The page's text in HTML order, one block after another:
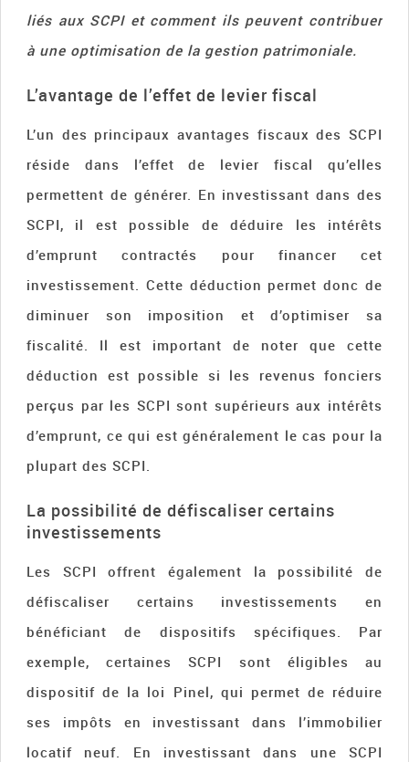
liés aux SCPI et comment ils peuvent contribuer
à une optimisation de la gestion patrimoniale.
L’avantage de l’effet de levier fiscal
L’un des principaux avantages fiscaux des SCPI
réside dans l’effet de levier fiscal qu’elles
permettent de générer. En investissant dans des
SCPI, il est possible de déduire les intérêts
d’emprunt contractés pour financer cet
investissement. Cette déduction permet donc de
diminuer son imposition et d’optimiser sa
fiscalité. Il est important de noter que cette
déduction est possible si les revenus fonciers
perçus par les SCPI sont supérieurs aux intérêts
d’emprunt, ce qui est généralement le cas pour la
plupart des SCPI.
La possibilité de défiscaliser certains
investissements
Les SCPI offrent également la possibilité de
défiscaliser certains investissements en
bénéficiant de dispositifs spécifiques. Par
exemple, certaines SCPI sont éligibles au
dispositif de la loi Pinel, qui permet de réduire
ses impôts en investissant dans l’immobilier
locatif neuf. En investissant dans une SCPI